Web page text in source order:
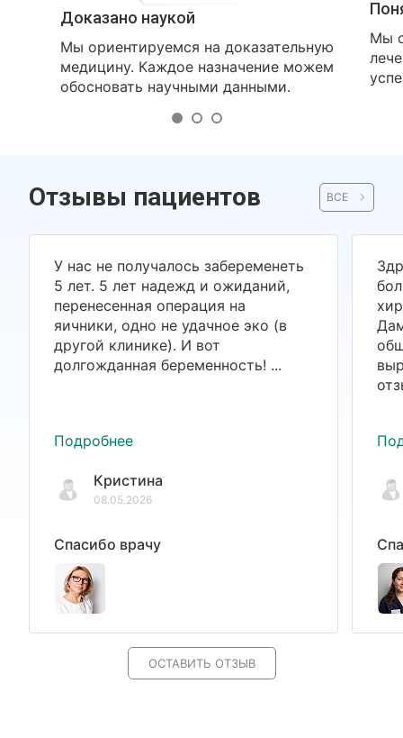
Доказано наукой
Мы ориентируемся на доказательную
медицину. Каждое назначение можем
обосновать научными данными.
Мы
Отзывы пациентов ВСЕ
У нас не получалось забеременеть
5 лет. 5 лет надежд и ожиданий,
перенесенная операция на
яичники, одно не удачное эко (в
другой клинике). И вот
долгожданная беременность! ...
Подробнее
Кристина
08.05.2026
Спасибо врачу
ОСТАВИТЬ ОТЗЫВ